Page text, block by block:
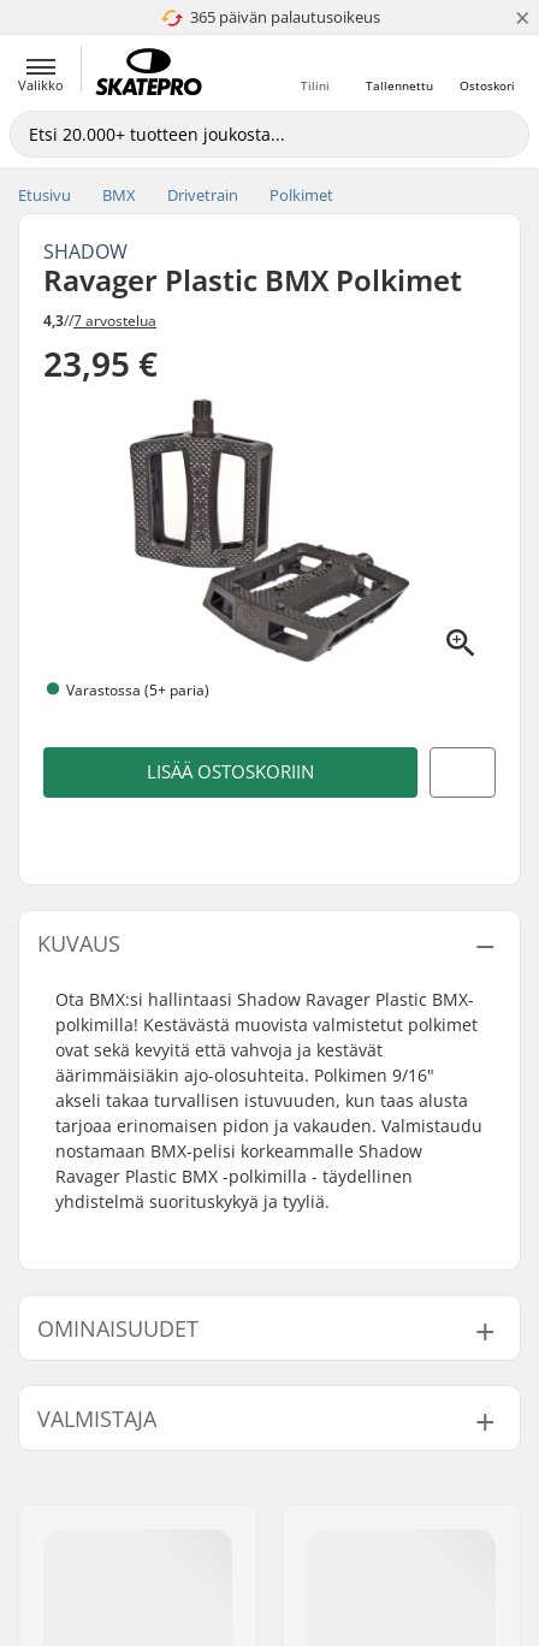
365 päivän palautusoikeus
4.8 / 5 ×
Valikko Ostoskori
Tallennettu
Tilini
Etusivu BMX Drivetrain Polkimet
SHADOW
Ravager Plastic BMX Polkimet
4,3//7 arvostelua
23,95 €
Varastossa (5+ paria)
LISÄÄ OSTOSKORIIN
KUVAUS
Ota BMX:si hallintaasi Shadow Ravager Plastic BMX-
polkimilla! Kestävästä muovista valmistetut polkimet
ovat sekä kevyitä että vahvoja ja kestävät
äärimmäisiäkin ajo-olosuhteita. Polkimen 9/16"
akseli takaa turvallisen istuvuuden, kun taas alusta
tarjoaa erinomaisen pidon ja vakauden. Valmistaudu
nostamaan BMX-pelisi korkeammalle Shadow
Ravager Plastic BMX -polkimilla - täydellinen
yhdistelmä suorituskykyä ja tyyliä.
OMINAISUUDET
Polkimen akselin
halkaisija:
9/16"
Polkimien materiaali:
Plastic
VALMISTAJA